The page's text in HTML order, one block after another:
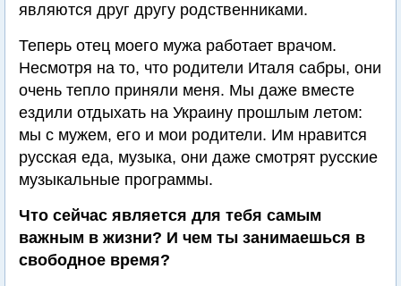
являются друг другу родственниками.
Теперь отец моего мужа работает врачом.
Несмотря на то, что родители Италя сабры, они
очень тепло приняли меня. Мы даже вместе
ездили отдыхать на Украину прошлым летом:
мы с мужем, его и мои родители. Им нравится
русская еда, музыка, они даже смотрят русские
музыкальные программы.
Что сейчас является для тебя самым
важным в жизни? И чем ты занимаешься в
свободное время?